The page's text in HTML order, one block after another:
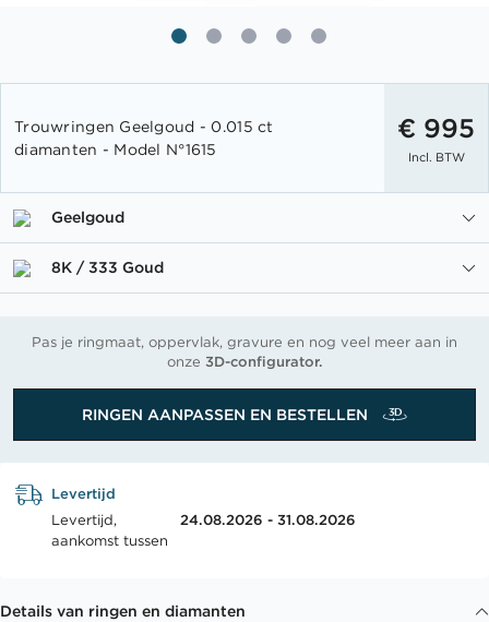
het
begin
de
afbeeldingen-
Trouwringen Geelgoud - 0.015 ct
diamanten - Model N°1615
€ 995
Incl. BTW
Geelgoud
8K / 333 Goud
Pas je ringmaat, oppervlak, gravure en nog veel meer aan in
onze 3D-configurator.
RINGEN AANPASSEN EN BESTELLEN
Levertijd
Levertijd,
aankomst tussen
24.08.2026 - 31.08.2026
Details van ringen en diamanten